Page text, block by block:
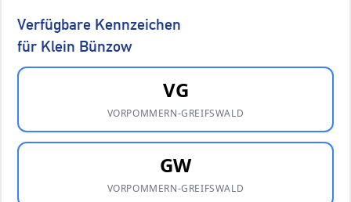
Verfügbare Kennzeichen
für Klein Bünzow
VG
VORPOMMERN-GREIFSWALD
GW
VORPOMMERN-GREIFSWALD